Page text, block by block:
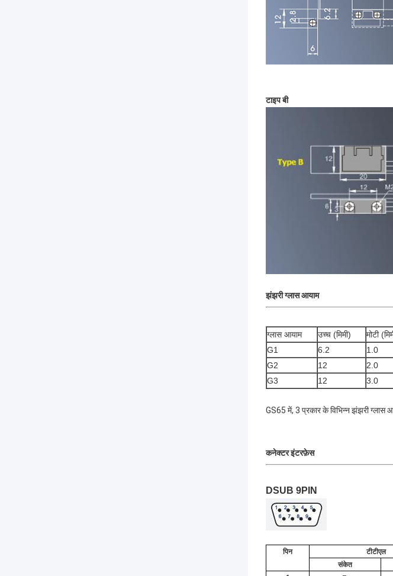
टाइप बी
झंझरी ग्लास आयाम
ग्लास आयाम उच्च (मिमी) मोटी
G1
6.2 1.0
G2
12 2.0
G3
12 3.0
GS65 में, 3 प्रकार के विभिन्न झंझरी ग्लास
कनेक्टर इंटरफ़ेस
DSUB 9PIN
पिन
टीटीएल
संकेत